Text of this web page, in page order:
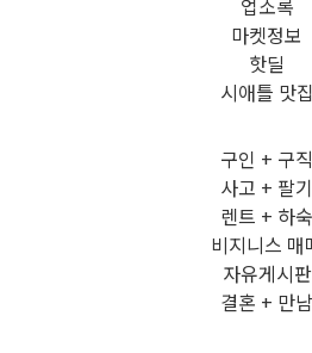
업소록
마켓정보
핫딜
시애틀 맛집
구인 + 구직
사고 + 팔기
렌트 + 하숙
비지니스 매
자유게시판
결혼 + 만남